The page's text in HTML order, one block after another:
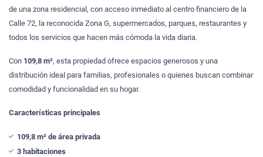
de una zona residencial, con acceso inmediato al centro financiero de la
Calle 72, la reconocida Zona G, supermercados, parques, restaurantes y
todos los servicios que hacen más cómoda la vida diaria.
Con 109,8 m², esta propiedad ofrece espacios generosos y una
distribución ideal para familias, profesionales o quienes buscan combinar
comodidad y funcionalidad en su hogar.
Características principales
109,8 m² de área privada
3 habitaciones